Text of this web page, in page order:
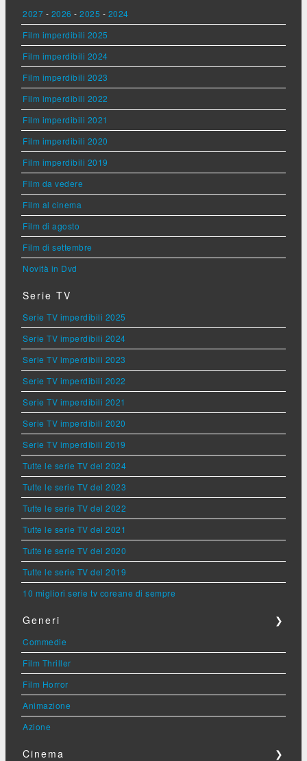
2027 - 2026 - 2025 - 2024
Film imperdibili 2025
Film imperdibili 2024
Film imperdibili 2023
Film imperdibili 2022
Film imperdibili 2021
Film imperdibili 2020
Film imperdibili 2019
Film da vedere
Film al cinema
Film di agosto
Film di settembre
Novità in Dvd
Serie TV
Serie TV imperdibili 2025
Serie TV imperdibili 2024
Serie TV imperdibili 2023
Serie TV imperdibili 2022
Serie TV imperdibili 2021
Serie TV imperdibili 2020
Serie TV imperdibili 2019
Tutte le serie TV del 2024
Tutte le serie TV del 2023
Tutte le serie TV del 2022
Tutte le serie TV del 2021
Tutte le serie TV del 2020
Tutte le serie TV del 2019
10 migliori serie tv coreane di sempre
Generi ❯
Commedie
Film Thriller
Film Horror
Animazione
Azione
Cinema ❯